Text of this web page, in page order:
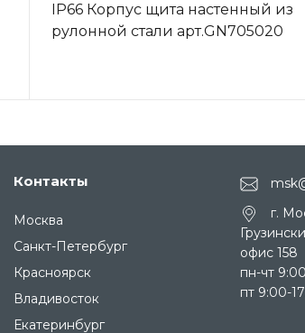
IP66 Корпус щита настенный из
рулонной стали арт.GN705020
Контакты
Москва
Санкт-Петербург
Красноярск
Владивосток
Екатеринбург
г.
офис 158
пн-чт
пт 9:00-